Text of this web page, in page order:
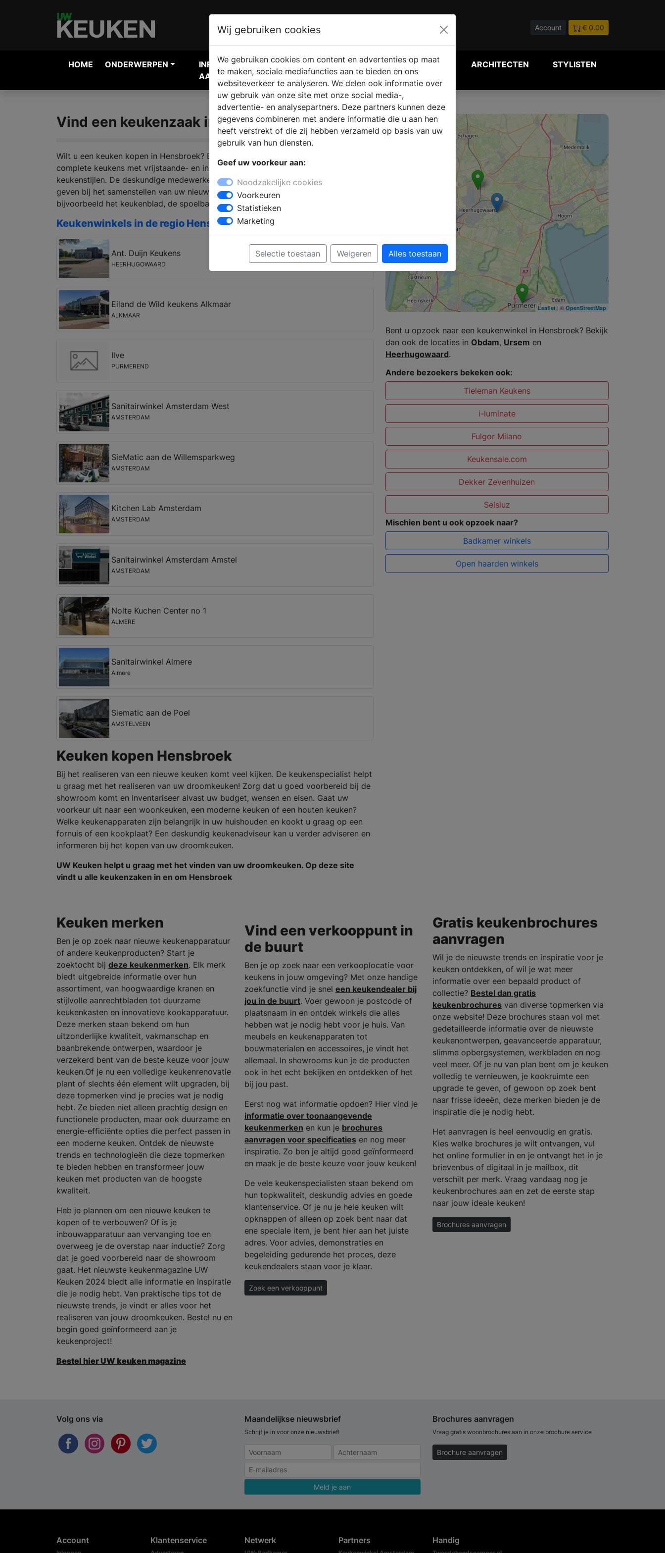
Account € 0.00
HOME ONDERWERPEN
INFORMATIE
AANVRAGEN
VERKOOPLOCATIE
VINDEN
WEBSHOP ARCHITECTEN STYLISTEN
Vind een keukenzaak in Hensbroek
Wilt u een keuken kopen in Hensbroek? Bij een bezoek aan een keukenzaak vindt u
complete keukens met vrijstaande- en inbouw keukenapparatuur in verschillende
keukenstijlen. De deskundige medewerkers staan klaar om u professioneel advies
geven bij het samenstellen van uw nieuwe keuken en u helpen bij de keuze voor
bijvoorbeeld het keukenblad, de spoelbak, keukenkraan en inbouwapparatuur.
Keukenwinkels in de regio Hensbroek
Ant. Duijn Keukens
HEERHUGOWAARD
Eiland de Wild keukens Alkmaar
ALKMAAR
Ilve
PURMEREND
Sanitairwinkel Amsterdam West
AMSTERDAM
SieMatic aan de Willemsparkweg
AMSTERDAM
Kitchen Lab Amsterdam
AMSTERDAM
Sanitairwinkel Amsterdam Amstel
AMSTERDAM
Nolte Kuchen Center no 1
ALMERE
Sanitairwinkel Almere
Almere
Siematic aan de Poel
AMSTELVEEN
Keuken kopen Hensbroek
Bij het realiseren van een nieuwe keuken komt veel kijken. De keukenspecialist helpt
u graag met het realiseren van uw droomkeuken! Zorg dat u goed voorbereid bij de
showroom komt en inventariseer alvast uw budget, wensen en eisen. Gaat uw
voorkeur uit naar een woonkeuken, een moderne keuken of een houten keuken?
Welke keukenapparaten zijn belangrijk in uw huishouden en kookt u graag op een
fornuis of een kookplaat? Een deskundig keukenadviseur kan u verder adviseren en
informeren bij het kopen van uw droomkeuken.
UW Keuken helpt u graag met het vinden van uw droomkeuken. Op deze site
vindt u alle keukenzaken in en om Hensbroek
+
Leaflet| ©OpenStreetMap
Bent u opzoek naar een keukenwinkel in Hensbroek? Bekijk
dan ook de locaties in Obdam, Ursem en
Heerhugowaard.
Andere bezoekers bekeken ook:
Tieleman Keukens
i-luminate
Fulgor Milano
Keukensale.com
Dekker Zevenhuizen
Selsiuz
Mischien bent u ook opzoek naar?
Badkamer winkels
Open haarden winkels
Keuken merken
Ben je op zoek naar nieuwe keukenapparatuur
of andere keukenproducten? Start je
zoektocht bij deze keukenmerken. Elk merk
biedt uitgebreide informatie over hun
assortiment, van hoogwaardige kranen en
stijlvolle aanrechtbladen tot duurzame
keukenkasten en innovatieve kookapparatuur.
Deze merken staan bekend om hun
uitzonderlijke kwaliteit, vakmanschap en
baanbrekende ontwerpen, waardoor je
verzekerd bent van de beste keuze voor jouw
keuken.Of je nu een volledige keukenrenovatie
plant of slechts één element wilt upgraden, bij
deze topmerken vind je precies wat je nodig
hebt. Ze bieden niet alleen prachtig design en
functionele producten, maar ook duurzame en
energie-efficiënte opties die perfect passen in
een moderne keuken. Ontdek de nieuwste
trends en technologieën die deze topmerken
te bieden hebben en transformeer jouw
keuken met producten van de hoogste
kwaliteit.
Heb je plannen om een nieuwe keuken te
kopen of te verbouwen? Of is je
inbouwapparatuur aan vervanging toe en
overweeg je de overstap naar inductie? Zorg
dat je goed voorbereid naar de showroom
gaat. Het nieuwste keukenmagazine UW
Keuken 2024 biedt alle informatie en inspiratie
die je nodig hebt. Van praktische tips tot de
nieuwste trends, je vindt er alles voor het
realiseren van jouw droomkeuken. Bestel nu en
begin goed geïnformeerd aan je
keukenproject!
Bestel hier UW keuken magazine
Vind een verkooppunt in
de buurt
Ben je op zoek naar een verkooplocatie voor
keukens in jouw omgeving? Met onze handige
zoekfunctie vind je snel een keukendealer bij
jou in de buurt. Voer gewoon je postcode of
plaatsnaam in en ontdek winkels die alles
hebben wat je nodig hebt voor je huis. Van
meubels en keukenapparaten tot
bouwmaterialen en accessoires, je vindt het
allemaal. In showrooms kun je de producten
ook in het echt bekijken en ontdekken of het
bij jou past.
Eerst nog wat informatie opdoen? Hier vind je
informatie over toonaangevende
keukenmerken en kun je brochures
aanvragen voor specificatiesen nog meer
inspiratie. Zo ben je altijd goed geïnformeerd
en maak je de beste keuze voor jouw keuken!
De vele keukenspecialisten staan bekend om
hun topkwaliteit, deskundig advies en goede
klantenservice. Of je nu je hele keuken wilt
opknappen of alleen op zoek bent naar dat
ene speciale item, je bent hier aan het juiste
adres. Voor advies, demonstraties en
begeleiding gedurende het proces, deze
keukendealers staan voor je klaar.
Zoek een verkooppunt
Gratis keukenbrochures
aanvragen
Wil je de nieuwste trends en inspiratie voor je
keuken ontdekken, of wil je wat meer
informatie over een bepaald product of
collectie? Bestel dan gratis
keukenbrochuresvan diverse topmerken via
onze website! Deze brochures staan vol met
gedetailleerde informatie over de nieuwste
keukenontwerpen, geavanceerde apparatuur,
slimme opbergsystemen, werkbladen en nog
veel meer. Of je nu van plan bent om je keuken
volledig te vernieuwen, je kookruimte een
upgrade te geven, of gewoon op zoek bent
naar frisse ideeën, deze merken bieden je de
inspiratie die je nodig hebt.
Het aanvragen is heel eenvoudig en gratis.
Kies welke brochures je wilt ontvangen, vul
het online formulier in en je ontvangt het in je
brievenbus of digitaal in je mailbox, dit
verschilt per merk. Vraag vandaag nog je
keukenbrochures aan en zet de eerste stap
naar jouw ideale keuken!
Brochures aanvragen
Wij gebruiken cookies
We gebruiken cookies om content en advertenties op maat
te maken, sociale mediafuncties aan te bieden en ons
websiteverkeer te analyseren. We delen ook informatie over
uw gebruik van onze site met onze social media-,
advertentie- en analysepartners. Deze partners kunnen deze
gegevens combineren met andere informatie die u aan hen
heeft verstrekt of die zij hebben verzameld op basis van uw
gebruik van hun diensten.
Geef uw voorkeur aan:
Noodzakelijke cookies
Voorkeuren
Statistieken
Marketing
Selectie toestaan Weigeren Alles toestaan
Volg ons via Maandelijkse nieuwsbrief
Schrijf je in voor onze nieuwsbrief!
Meld je aan
Brochures aanvragen
Vraag gratis woonbrochures aan in onze brochure service
Brochure aanvragen
Account Klantenservice Netwerk Partners Handig